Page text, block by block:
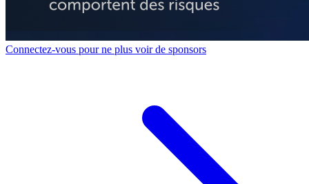
Connectez-vous pour ne plus voir de sponsors